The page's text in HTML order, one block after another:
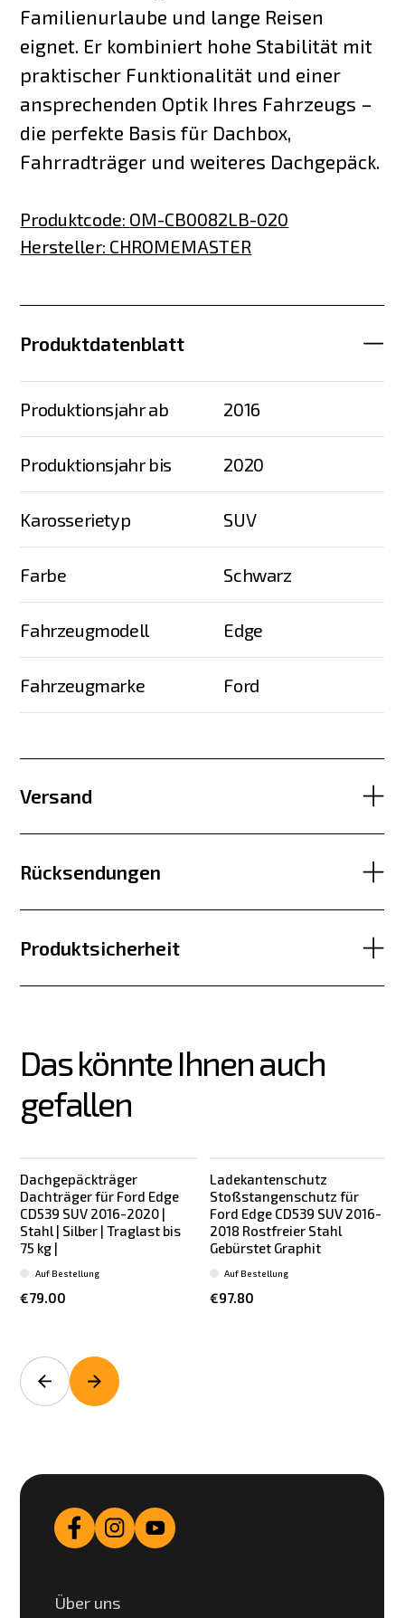
Familienurlaube und lange Reisen
eignet. Er kombiniert hohe Stabilität mit
praktischer Funktionalität und einer
ansprechenden Optik Ihres Fahrzeugs –
die perfekte Basis für Dachbox,
Fahrradträger und weiteres Dachgepäck.
Produktcode: OM-CB0082LB-020
Hersteller: CHROMEMASTER
Produktdatenblatt
Produktionsjahr ab 2016
Produktionsjahr bis 2020
Karosserietyp SUV
Farbe Schwarz
Fahrzeugmodell Edge
Fahrzeugmarke Ford
Versand
Rücksendungen
Produktsicherheit
Das könnte Ihnen auch
gefallen
Dachgepäckträger
Dachträger für Ford Edge
CD539 SUV 2016-2020 |
Stahl | Silber | Traglast bis
75 kg |
€79.00
Auf Bestellung
Ladekantenschutz
Stoßstangenschutz für
Ford Edge CD539 SUV 2016-
2018 Rostfreier Stahl
Gebürstet Graphit
€97.80
Auf Bestellung
Über uns